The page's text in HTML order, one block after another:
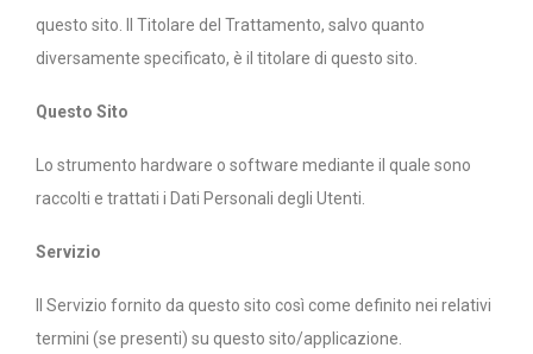
questo sito. Il Titolare del Trattamento, salvo quanto
diversamente specificato, è il titolare di questo sito.
Questo Sito
Lo strumento hardware o software mediante il quale sono
raccolti e trattati i Dati Personali degli Utenti.
Servizio
Il Servizio fornito da questo sito così come definito nei relativi
termini (se presenti) su questo sito/applicazione.